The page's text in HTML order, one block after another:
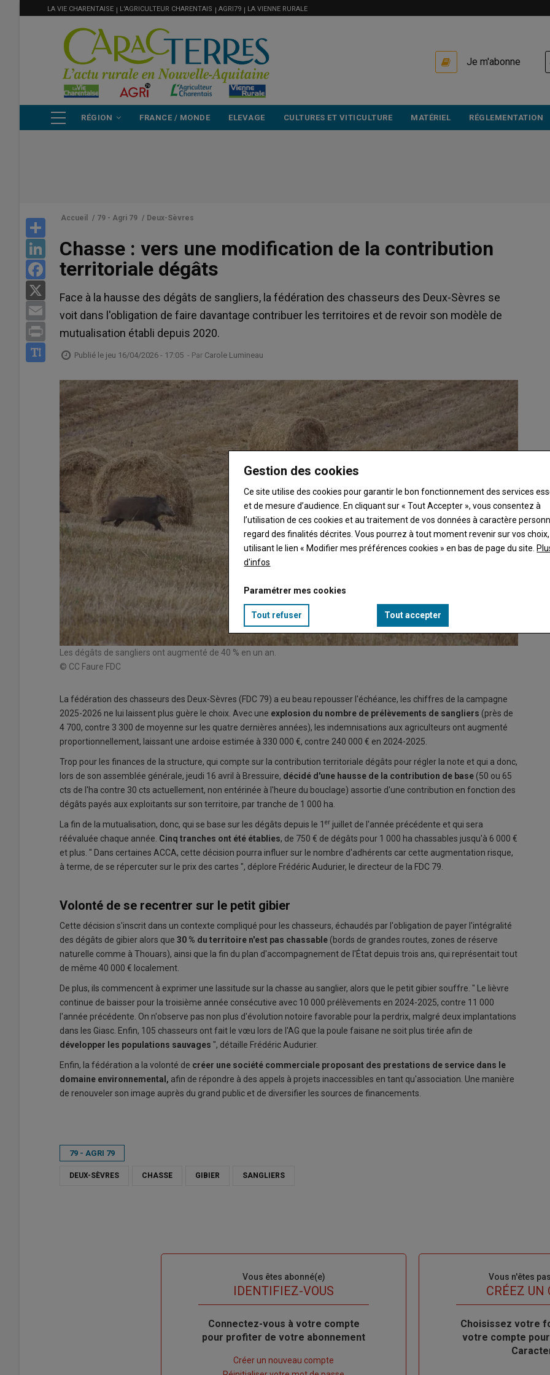
MENU
FILIÈRE
LA VIE CHARENTAISE L'AGRICULTEUR CHARENTAIS AGRI79 LA VIENNE RURALE
Je m'abonne
PRINCIPALE
RÉGION FRANCE / MONDE ELEVAGE CULTURES ET VITICULTURE MATÉRIEL RÉGLEMENTATION
LinkedIn
Facebook
Print
Accueil / 79 - Agri 79 / Deux-Sèvres
Chasse : vers une modification de la contribution
territoriale dégâts
Face à la hausse des dégâts de sangliers, la fédération des chasseurs des Deux-Sèvres se
voit dans l'obligation de faire davantage contribuer les territoires et de revoir son modèle de
mutualisation établi depuis 2020.
Publié le jeu 16/04/2026 - 17:05 - Par Carole Lumineau
Les dégâts de sangliers ont augmenté de 40 % en un an.
© CC Faure FDC
La fédération des chasseurs des Deux-Sèvres (FDC 79) a eu beau repousser l'échéance, les chiffres de la campagne
2025-2026 ne lui laissent plus guère le choix. Avec une explosion du nombre de prélèvements de sangliers (près de
4 700, contre 3 300 de moyenne sur les quatre dernières années), les indemnisations aux agriculteurs ont augmenté
proportionnellement, laissant une ardoise estimée à 330 000 €, contre 240 000 € en 2024-2025.
Trop pour les finances de la structure, qui compte sur la contribution territoriale dégâts pour régler la note et qui a donc,
lors de son assemblée générale, jeudi 16 avril à Bressuire, décidé d'une hausse de la contribution de base (50 ou 65
cts de l'ha contre 30 cts actuellement, non entérinée à l'heure du bouclage) assortie d'une contribution en fonction des
dégâts payés aux exploitants sur son territoire, par tranche de 1 000 ha.
La fin de la mutualisation, donc, qui se base sur les dégâts depuis le 1 er juillet de l'année précédente et qui sera
réévaluée chaque année. Cinq tranches ont été établies, de 750 € de dégâts pour 1 000 ha chassables jusqu'à 6 000 €
et plus. " Dans certaines ACCA, cette décision pourra influer sur le nombre d'adhérents car cette augmentation risque,
à terme, de se répercuter sur le prix des cartes ", déplore Frédéric Audurier, le directeur de la FDC 79.
Volonté de se recentrer sur le petit gibier
Cette décision s'inscrit dans un contexte compliqué pour les chasseurs, échaudés par l'obligation de payer l'intégralité
des dégâts de gibier alors que 30 % du territoire n'est pas chassable (bords de grandes routes, zones de réserve
naturelle comme à Thouars), ainsi que la fin du plan d'accompagnement de l'État depuis trois ans, qui représentait tout
de même 40 000 € localement.
De plus, ils commencent à exprimer une lassitude sur la chasse au sanglier, alors que le petit gibier souffre. " Le lièvre
continue de baisser pour la troisième année consécutive avec 10 000 prélèvements en 2024-2025, contre 11 000
l'année précédente. On n'observe pas non plus d'évolution notoire favorable pour la perdrix, malgré deux implantations
dans les Giasc. Enfin, 105 chasseurs ont fait le vœu lors de l'AG que la poule faisane ne soit plus tirée afin de
développer les populations sauvages ", détaille Frédéric Audurier.
Enfin, la fédération a la volonté de créer une société commerciale proposant des prestations de service dans le
domaine environnemental, afin de répondre à des appels à projets inaccessibles en tant qu'association. Une manière
de renouveler son image auprès du grand public et de diversifier les sources de financements.
79 - AGRI 79
DEUX-SÈVRES CHASSE GIBIER SANGLIERS
Vous êtes abonné(e)
IDENTIFIEZ-VOUS
Body
Connectez-vous à votre compte
pour profiter de votre abonnement
Créer un nouveau compte
Vous n'êtes
TITRECRÉEZ UN
Body
Choisissez votre
votre compte
Gestion des cookies
Ce site utilise des cookies pour garantir le bon fonctionnement des services
et de mesure d’audience. En cliquant sur « Tout Accepter », vous consentez à
l’utilisation de ces cookies et au traitement de vos données à caractère
regard des finalités décrites. Vous pourrez à tout moment revenir sur vos
utilisant le lien « Modifier mes préférences cookies » en bas de page du site.
d'infos
Paramétrer mes cookies
Tout refuser Tout accepter